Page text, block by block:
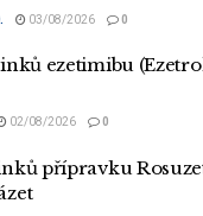
03/08/2026 0
ezetimibu
02/08/2026 0
přípravku